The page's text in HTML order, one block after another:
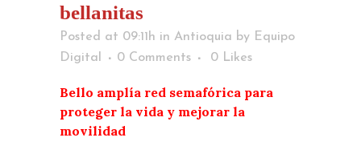
bellanitas
Posted at 09:11h in Antioquia by Equipo
Digital
0 Comments 0 Likes
Bello amplía red semafórica para
proteger la vida y mejorar la
movilidad